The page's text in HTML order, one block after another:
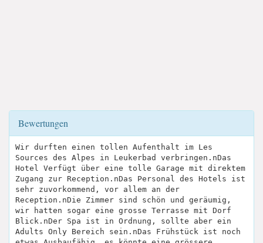
Bewertungen
Wir durften einen tollen Aufenthalt im Les
Sources des Alpes in Leukerbad verbringen.nDas
Hotel Verfügt über eine tolle Garage mit direktem
Zugang zur Reception.nDas Personal des Hotels ist
sehr zuvorkommend, vor allem an der
Reception.nDie Zimmer sind schön und geräumig,
wir hatten sogar eine grosse Terrasse mit Dorf
Blick.nDer Spa ist in Ordnung, sollte aber ein
Adults Only Bereich sein.nDas Frühstück ist noch